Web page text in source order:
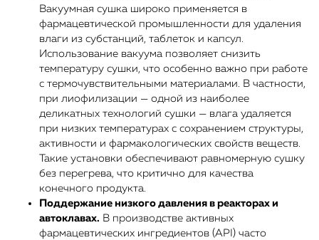
Вакуумная сушка широко применяется в
фармацевтической промышленности для удаления
влаги из субстанций, таблеток и капсул.
Использование вакуума позволяет снизить
температуру сушки, что особенно важно при работе
с термочувствительными материалами. В частности,
при лиофилизации — одной из наиболее
деликатных технологий сушки — влага удаляется
при низких температурах с сохранением структуры,
активности и фармакологических свойств веществ.
Такие установки обеспечивают равномерную сушку
без перегрева, что критично для качества
конечного продукта.
Поддержание низкого давления в реакторах и
автоклавах. В производстве активных
фармацевтических ингредиентов (API) часто